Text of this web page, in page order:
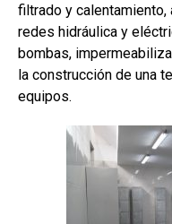
filtrado y
redes hidráulica y
bombas,
la construcción de una
equipos.